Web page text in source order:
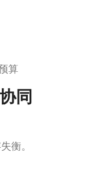
算
同
衡。